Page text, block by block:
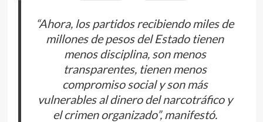
“Ahora, los partidos recibiendo miles de
millones de pesos del Estado tienen
menos disciplina, son menos
transparentes, tienen menos
compromiso social y son más
vulnerables al dinero del narcotráfico y
el crimen organizado”, manifestó.